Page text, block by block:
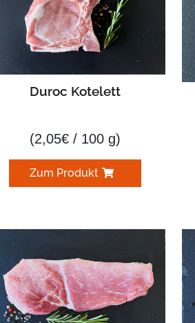
Duroc Kotelett
(2,05€ / 100 g)
Zum Produkt